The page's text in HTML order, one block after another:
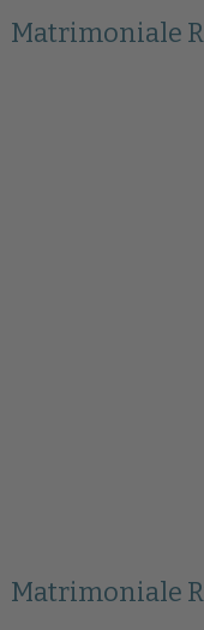
Matrimoniale
Matrimoniale